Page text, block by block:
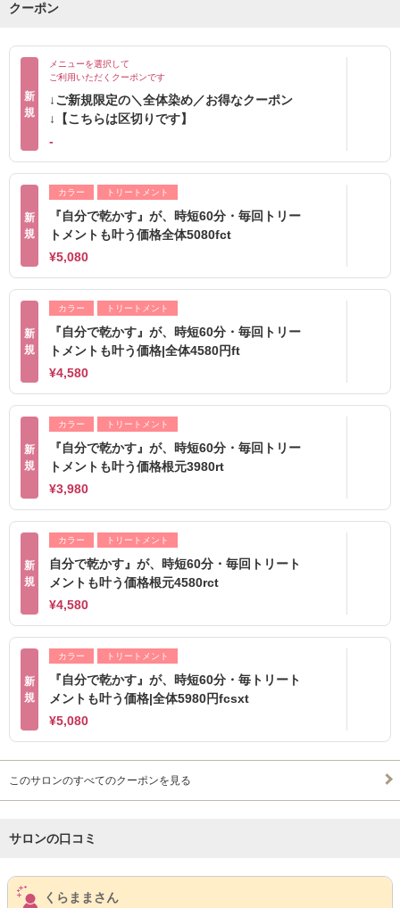
クーポン
新
規
メニューを選択して
ご利用いただくクーポンです
↓ご新規限定の＼全体染め／お得なクーポン
↓【こちらは区切りです】
-
新
規
カラー トリートメント
『自分で乾かす』が、時短60分・毎回トリー
トメントも叶う価格全体5080fct
¥5,080
新
規
カラー トリートメント
『自分で乾かす』が、時短60分・毎回トリー
トメントも叶う価格|全体4580円ft
¥4,580
新
規
カラー トリートメント
『自分で乾かす』が、時短60分・毎回トリー
トメントも叶う価格根元3980rt
¥3,980
新
規
カラー トリートメント
自分で乾かす』が、時短60分・毎回トリート
メントも叶う価格根元4580rct
¥4,580
新
規
カラー トリートメント
『自分で乾かす』が、時短60分・毎トリート
メントも叶う価格|全体5980円fcsxt
¥5,080
このサロンのすべてのクーポンを見る
サロンの口コミ
サロンPick Up
くらままさん